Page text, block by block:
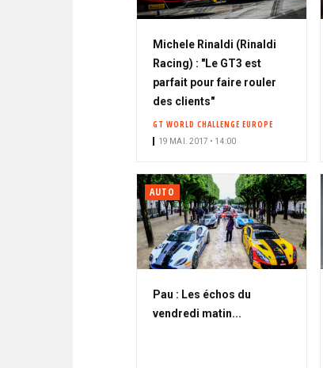
Michele Rinaldi (Rinaldi
Racing) : "Le GT3 est
parfait pour faire rouler
des clients"
GT WORLD CHALLENGE EUROPE
19 MAI. 2017 • 14:00
AUTO
Pau : Les échos du
vendredi matin...